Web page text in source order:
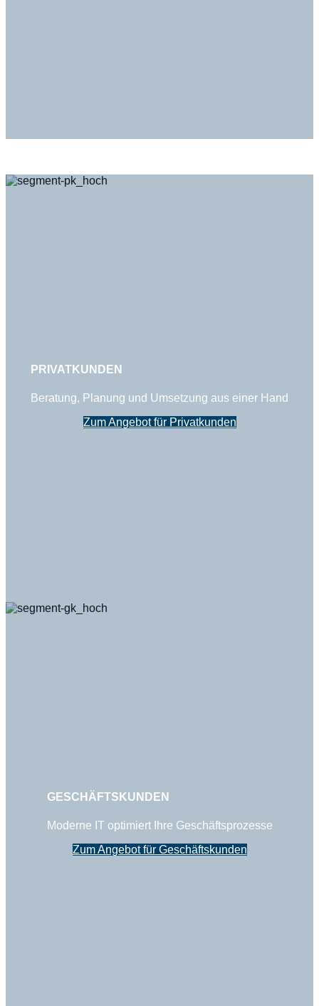
PRIVATKUNDEN
Beratung, Planung und Umsetzung aus einer Hand
Zum Angebot für Privatkunden
GESCHÄFTSKUNDEN
Moderne IT optimiert Ihre Geschäftsprozesse
Zum Angebot für Geschäftskunden